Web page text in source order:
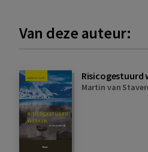
Van deze auteur:
Risicogestuurd
Martin van